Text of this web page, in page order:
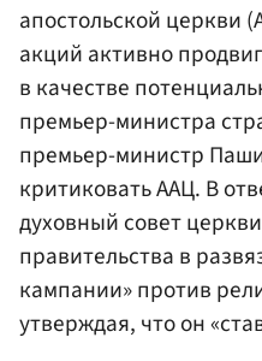
апостольской церкви
акций активно
в качестве
премьер-министра
премьер-министр
критиковать ААЦ. В
духовный совет
правительства в
кампании» против
утверждая, что он